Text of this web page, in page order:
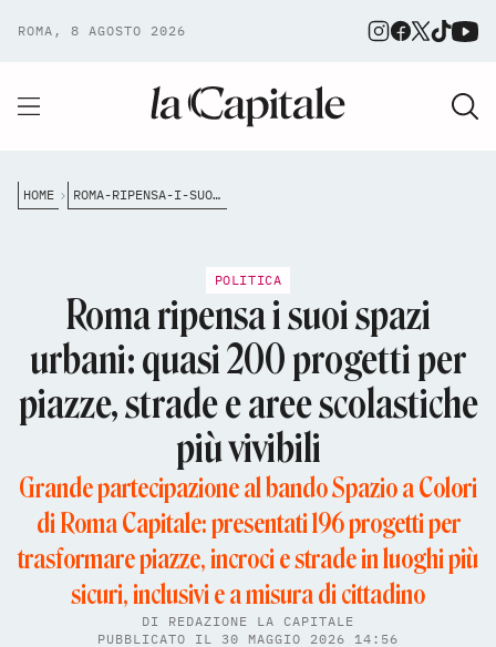
ROMA, 8 AGOSTO 2026
HOME ROMA-RIPENSA-I-SUOI-SPAZI-URBANI-QUASI-200-PROGETTI-PER-PIAZZE-STRADE-E-AREE-SCOLASTICHE-PI%C3%B9-VIVIBILI
POLITICA
Roma ripensa i suoi spazi
urbani: quasi 200 progetti per
piazze, strade e aree scolastiche
più vivibili
Grande partecipazione al bando Spazio a Colori
di Roma Capitale: presentati 196 progetti per
trasformare piazze, incroci e strade in luoghi più
sicuri, inclusivi e a misura di cittadino
DI REDAZIONE LA CAPITALE
PUBBLICATO IL 30 MAGGIO 2026 14:56